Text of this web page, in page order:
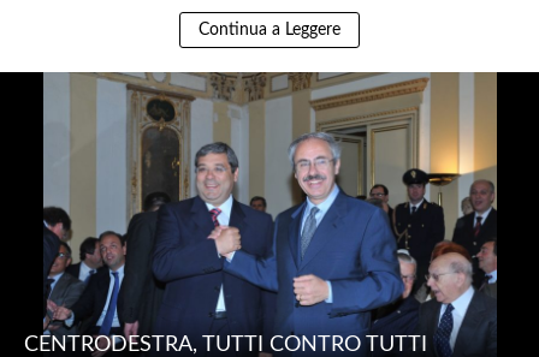
Continua a Leggere
CENTRODESTRA, TUTTI CONTRO TUTTI